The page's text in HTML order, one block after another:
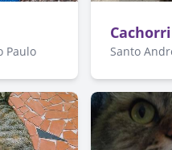
Paulo Santo